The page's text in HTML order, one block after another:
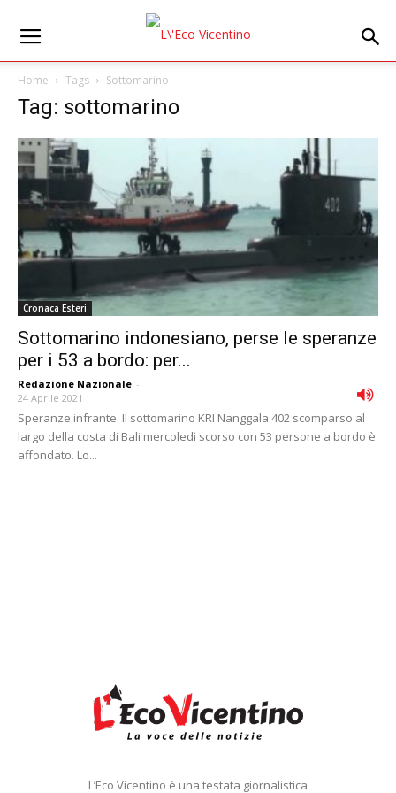
Home Tags Sottomarino
Tag: sottomarino
Cronaca Esteri
Sottomarino indonesiano, perse le speranze
per i 53 a bordo: per...
Redazione Nazionale -
24 Aprile 2021
Speranze infrante. Il sottomarino KRI Nanggala 402 scomparso al
largo della costa di Bali mercoledì scorso con 53 persone a bordo è
affondato. Lo...
L’Eco Vicentino è una testata giornalistica